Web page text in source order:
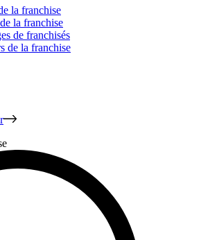
la franchise
la franchise
de franchisés
de la franchise